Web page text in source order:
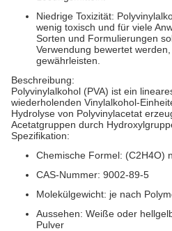
Niedrige Toxizität:
wenig toxisch und für viele
Sorten und Formulierungen
Verwendung bewertet
gewährleisten.
Beschreibung:
Polyvinylalkohol (PVA) ist ein
wiederholenden Vinylalkohol-
Hydrolyse von Polyvinylacetat
Acetatgruppen durch
Spezifikation:
Chemische Formel: (C2H4O) n
CAS-Nummer: 9002-89-5
Molekülgewicht: je nach
Aussehen: Weiße oder
Pulver